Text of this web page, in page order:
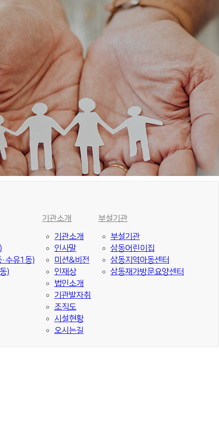
수유1동)
)
기관소개
기관소개
인사말
미션&비전
인재상
법인소개
기관발자취
조직도
시설현황
오시는길
부설기관
부설기관
삼동어린이집
삼동지역아동센터
삼동재가방문요양센터